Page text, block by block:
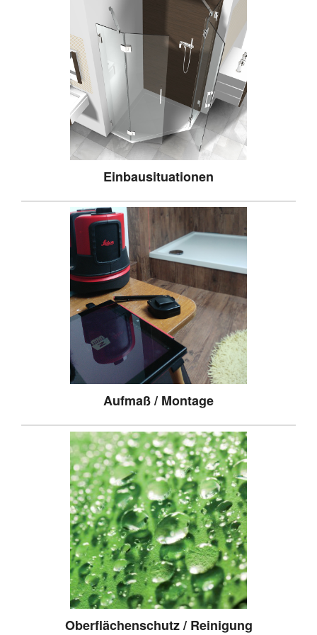
Einbausituationen
Aufmaß / Montage
Oberflächenschutz / Reinigung